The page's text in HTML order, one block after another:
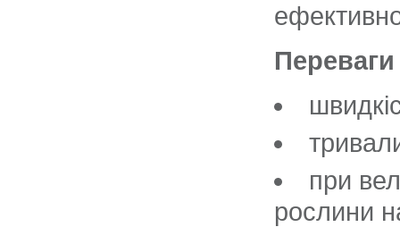
Переваги
при
рослини